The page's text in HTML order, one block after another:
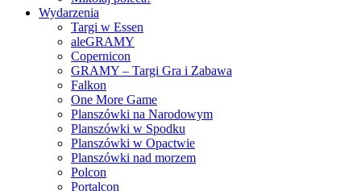
Wydarzenia
Targi w Essen
aleGRAMY
Copernicon
GRAMY – Targi Gra i Zabawa
Falkon
One More Game
Planszówki na Narodowym
Planszówki w Spodku
Planszówki w Opactwie
Planszówki nad morzem
Polcon
Portalcon